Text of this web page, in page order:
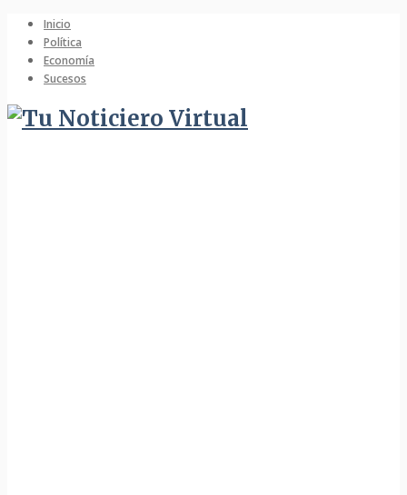
Inicio
Política
Economía
Sucesos